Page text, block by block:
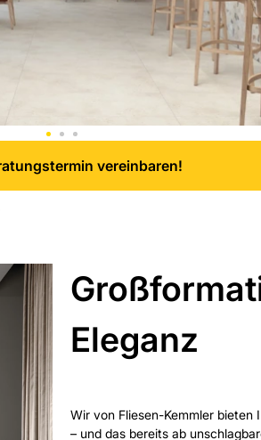
vereinbaren!
Eleganz
Wir von Fliesen-Kemmler
– und das bereits ab